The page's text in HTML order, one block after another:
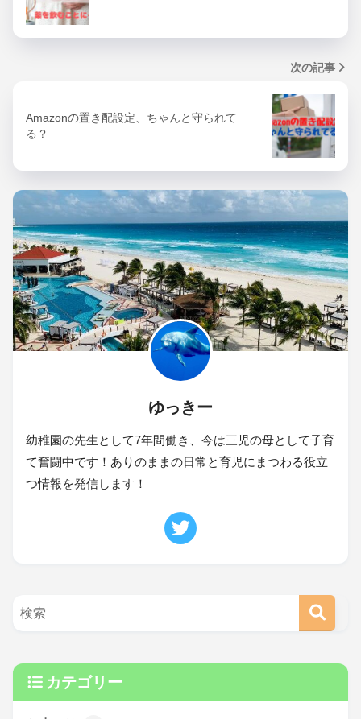
次の記事
Amazonの置き配設定、ちゃんと守られて
る？
ゆっきー
幼稚園の先生として7年間働き、今は三児の母として子育
て奮闘中です！ありのままの日常と育児にまつわる役立
つ情報を発信します！
カテゴリー